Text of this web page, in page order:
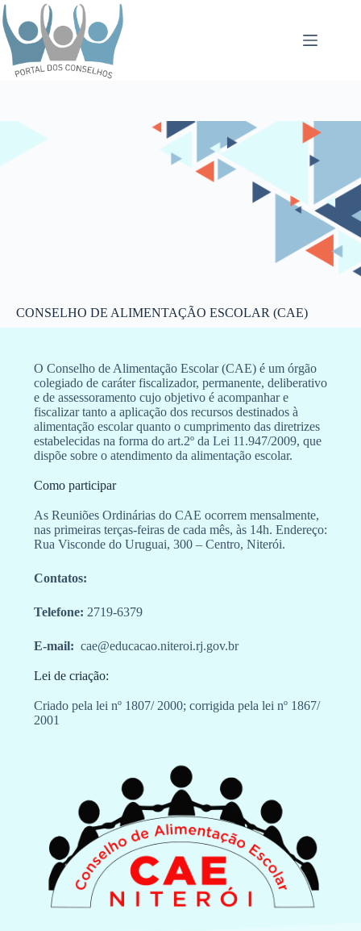
CONSELHO DE ALIMENTAÇÃO ESCOLAR (CAE)
O Conselho de Alimentação Escolar (CAE) é um órgão
colegiado de caráter fiscalizador, permanente, deliberativo
e de assessoramento cujo objetivo é acompanhar e
fiscalizar tanto a aplicação dos recursos destinados à
alimentação escolar quanto o cumprimento das diretrizes
estabelecidas na forma do art.2º da Lei 11.947/2009, que
dispõe sobre o atendimento da alimentação escolar.
Como participar
As Reuniões Ordinárias do CAE ocorrem mensalmente,
nas primeiras terças-feiras de cada mês, às 14h. Endereço:
Rua Visconde do Uruguai, 300 – Centro, Niterói.
Contatos:
Telefone: 2719-6379
E-mail: cae@educacao.niteroi.rj.gov.br
Lei de criação:
Criado pela lei nº 1807/ 2000; corrigida pela lei nº 1867/
2001